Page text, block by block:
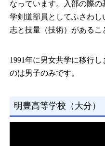
なっています。入部の際
学剣道部員としてふさわ
志と技量（技術）があるこ
1991年に男女共学に移行
のは男子のみです。
明豊高等学校（大分）